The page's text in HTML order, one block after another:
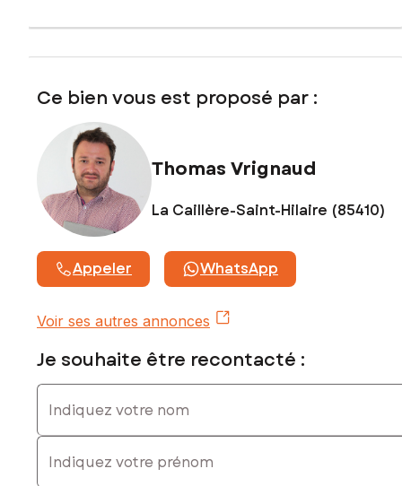
sous le numéro 533 735 478
Ce bien vous est proposé par :
Thomas Vrignaud
La Caillère-Saint-Hilaire (85410)
Appeler WhatsApp
Voir ses autres annonces
Je souhaite être recontacté :
Indiquez votre nom
Indiquez votre prénom